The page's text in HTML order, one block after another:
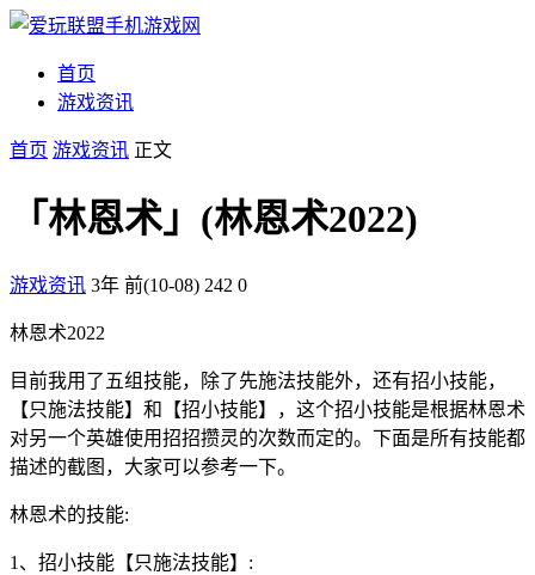
首页
游戏资讯
首页 游戏资讯 正文
「林恩术」(林恩术2022)
游戏资讯 3年 前(10-08) 242 0
林恩术2022
目前我用了五组技能，除了先施法技能外，还有招小技能，
【只施法技能】和【招小技能】，这个招小技能是根据林恩术
对另一个英雄使用招招攒灵的次数而定的。下面是所有技能都
描述的截图，大家可以参考一下。
林恩术的技能:
1、招小技能【只施法技能】: